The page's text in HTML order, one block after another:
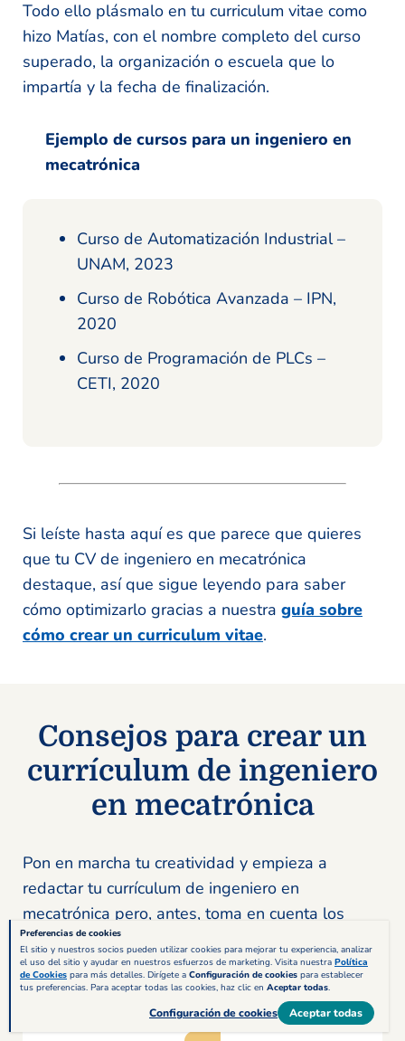
Todo ello plásmalo en tu curriculum vitae como
hizo Matías, con el nombre completo del curso
superado, la organización o escuela que lo
impartía y la fecha de finalización.
Ejemplo de cursos para un ingeniero en
mecatrónica
Curso de Automatización Industrial –
UNAM, 2023
Curso de Robótica Avanzada – IPN,
2020
Curso de Programación de PLCs –
CETI, 2020
Si leíste hasta aquí es que parece que quieres
que tu CV de ingeniero en mecatrónica
destaque, así que sigue leyendo para saber
cómo optimizarlo gracias a nuestra guía sobre
cómo crear un curriculum vitae.
Consejos para crear un
currículum de ingeniero
en mecatrónica
Pon en marcha tu creatividad y empieza a
redactar tu currículum de ingeniero en
mecatrónica pero, antes, toma en cuenta los
siguientes consejos que te ayudarán a ganarte
al reclutador desde la primera impresión.
Preferencias de cookies
El sitio y nuestros socios pueden utilizar cookies para mejorar tu experiencia, analizar
el uso del sitio y ayudar en nuestros esfuerzos de marketing. Visita nuestra Política
de Cookies para más detalles. Dirígete a Configuración de cookies para establecer
tus preferencias. Para aceptar todas las cookies, haz clic en Aceptar todas.
Configuración de cookies Aceptar todas